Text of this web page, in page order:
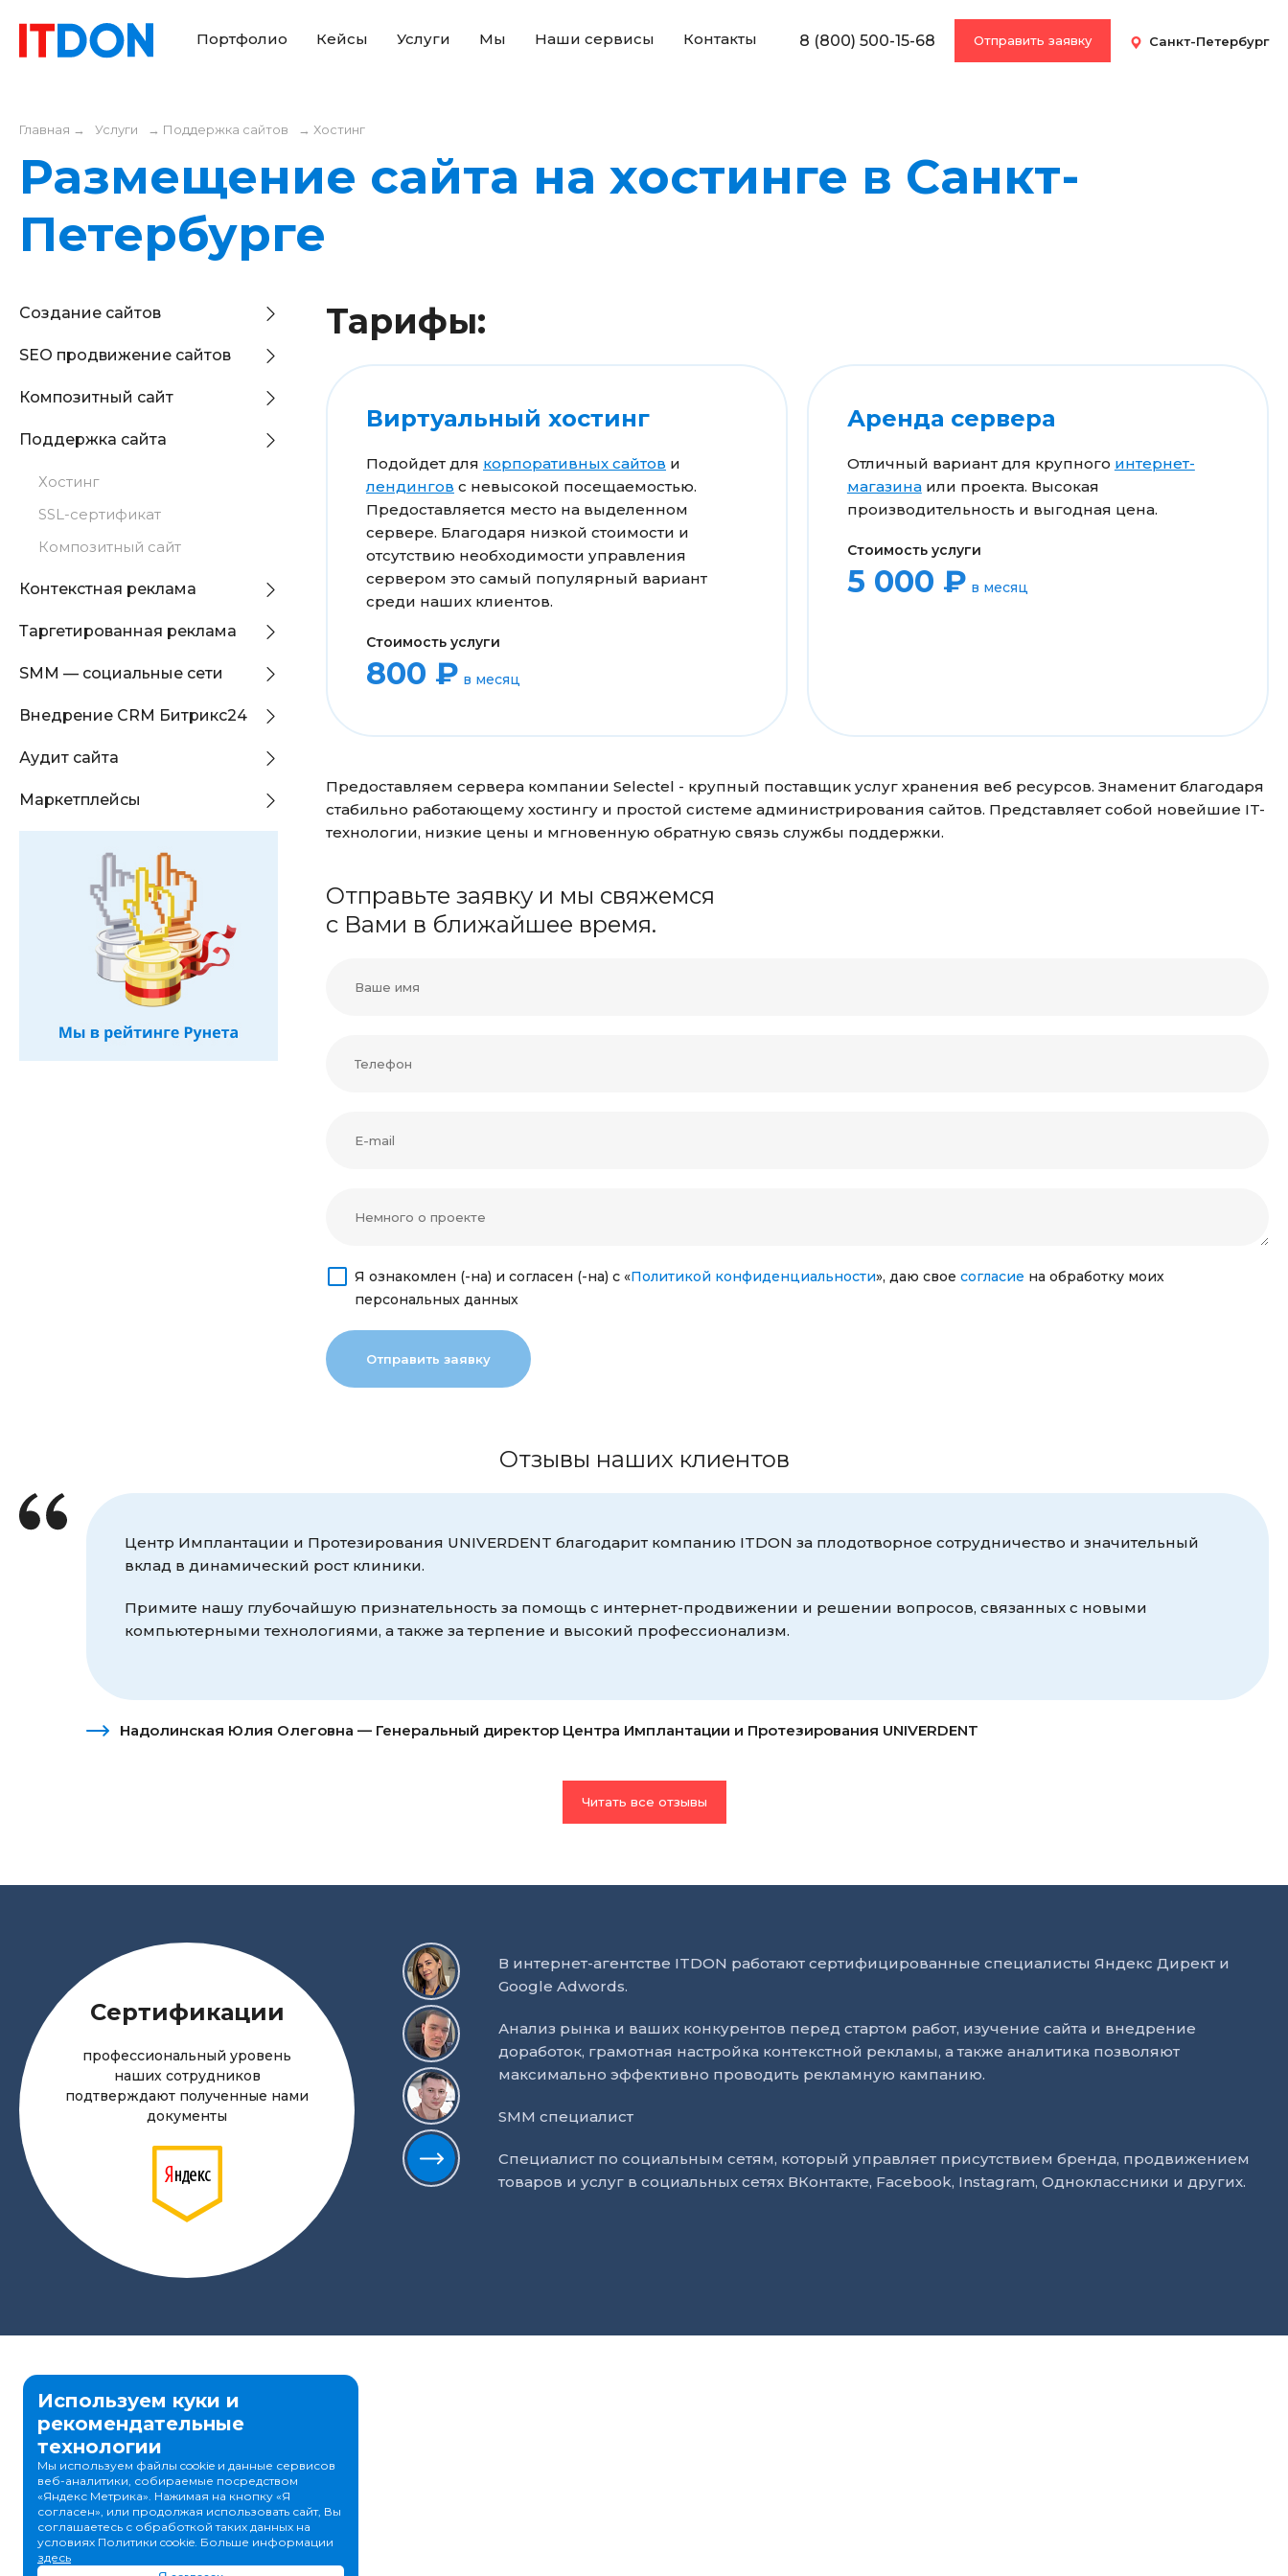
Портфолио Кейсы Услуги Мы Наши сервисы Контакты 8 (800) 500-15-68 Отправить заявку Санкт-Петербург
Главная → Услуги → Поддержка сайтов → Хостинг
Размещение сайта на хостинге в Санкт-
Петербурге
Создание сайтов
SEO продвижение сайтов
Композитный сайт
Поддержка сайта
Хостинг
SSL-сертификат
Композитный сайт
Контекстная реклама
Таргетированная реклама
SMM — социальные сети
Внедрение CRM Битрикс24
Аудит сайта
Маркетплейсы
Тарифы:
Виртуальный хостинг
Подойдет для корпоративных сайтов и
лендингов с невысокой посещаемостью.
Предоставляется место на выделенном
сервере. Благодаря низкой стоимости и
отсутствию необходимости управления
сервером это самый популярный вариант
среди наших клиентов.
Стоимость услуги
800 ₽ в месяц
Аренда сервера
Отличный вариант для крупного интернет-
магазинаили проекта. Высокая
производительность и выгодная цена.
Стоимость услуги
5 000 ₽ в месяц
Предоставляем сервера компании Selectel - крупный поставщик услуг хранения веб ресурсов. Знаменит благодаря
стабильно работающему хостингу и простой системе администрирования сайтов. Представляет собой новейшие IT-
технологии, низкие цены и мгновенную обратную связь службы поддержки.
Отправьте заявку и мы свяжемся
с Вами в ближайшее время.
Я ознакомлен (-на) и согласен (-на) с «Политикой конфиденциальности», даю свое согласие на обработку моих
персональных данных
Отзывы наших клиентов
Центр Имплантации и Протезирования UNIVERDENT благодарит компанию ITDON за плодотворное сотрудничество и значительный
вклад в динамический рост клиники.
Примите нашу глубочайшую признательность за помощь с интернет-продвижении и решении вопросов, связанных с новыми
компьютерными технологиями, а также за терпение и высокий профессионализм.
Надолинская Юлия Олеговна — Генеральный директор Центра Имплантации и Протезирования UNIVERDENT
Читать все отзывы
Сертификации
профессиональный уровень
наших сотрудников
подтверждают полученные нами
документы
В интернет-агентстве ITDON работают сертифицированные специалисты Яндекс Директ и
Google Adwords.
Анализ рынка и ваших конкурентов перед стартом работ, изучение сайта и внедрение
доработок, грамотная настройка контекстной рекламы, а также аналитика позволяют
максимально эффективно проводить рекламную кампанию.
SMM специалист
Специалист по социальным сетям, который управляет присутствием бренда, продвижением
товаров и услуг в социальных сетях ВКонтакте, Facebook, Instagram, Одноклассники и других.
Используем куки и
рекомендательные
технологии
Мы используем файлы cookie и данные сервисов
веб-аналитики, собираемые посредством
«Яндекс Метрика». Нажимая на кнопку «Я
согласен», или продолжая использовать сайт, Вы
соглашаетесь с обработкой таких данных на
условиях Политики cookie. Больше информации
здесь